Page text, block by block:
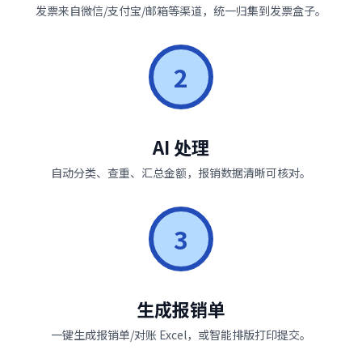
发票来自微信/支付宝/邮箱等渠道，统一归集到发票盒子。
2
AI 处理
自动分类、查重、汇总金额，报销数据清晰可核对。
3
生成报销单
一键生成报销单/对账 Excel，或智能排版打印提交。